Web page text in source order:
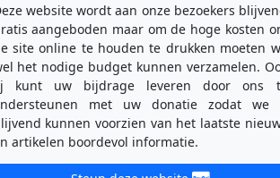
website wordt aan onze bezoekers
aangeboden maar om de hoge kosten
site online te houden te drukken moeten
het nodige budget kunnen verzamelen.
kunt uw bijdrage leveren door ons
met uw donatie zodat we
kunnen voorzien van het laatste
artikelen boordevol informatie.